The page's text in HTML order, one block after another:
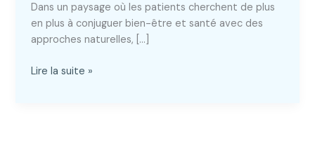
Dans un paysage où les patients cherchent de plus
en plus à conjuguer bien-être et santé avec des
approches naturelles, […]
Arkopharma
Lire la suite »